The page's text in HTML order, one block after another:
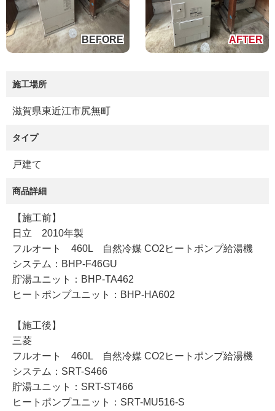
施工場所
滋賀県東近江市尻無町
タイプ
戸建て
商品詳細
【施工前】
日立 2010年製
フルオート 460L 自然冷媒 CO2ヒートポンプ給湯機
システム：BHP-F46GU
貯湯ユニット：BHP-TA462
ヒートポンプユニット：BHP-HA602
【施工後】
三菱
フルオート 460L 自然冷媒 CO2ヒートポンプ給湯機
システム：SRT-S466
貯湯ユニット：SRT-ST466
ヒートポンプユニット：SRT-MU516-S